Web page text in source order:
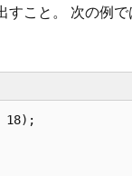
こと。 次の例
18);